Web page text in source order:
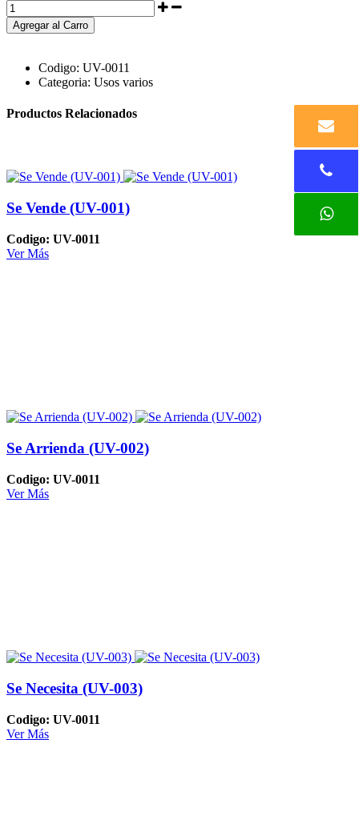
Agregar al Carro
Codigo: UV-0011
Categoria: Usos varios
Productos Relacionados
Se Vende (UV-001)
Codigo: UV-0011
Ver Más
Se Arrienda (UV-002)
Codigo: UV-0011
Ver Más
Se Necesita (UV-003)
Codigo: UV-0011
Ver Más